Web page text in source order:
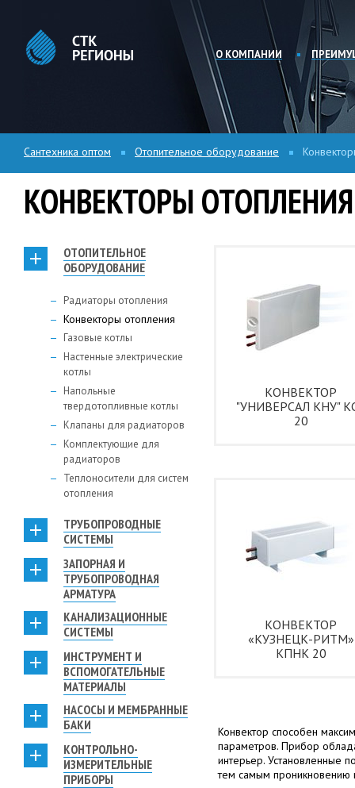
О КОМПАНИИ
Сантехника оптом Отопительное оборудование
КОНВЕКТОРЫ ОТОПЛЕНИЯ
ОТОПИТЕЛЬНОЕ
ОБОРУДОВАНИЕ
Радиаторы отопления
Конвекторы отопления
Газовые котлы
Настенные электрические
котлы
Напольные
твердотопливные котлы
Клапаны для радиаторов
Комплектующие для
радиаторов
Теплоносители для систем
отопления
ТРУБОПРОВОДНЫЕ
СИСТЕМЫ
ЗАПОРНАЯ И
ТРУБОПРОВОДНАЯ
АРМАТУРА
КАНАЛИЗАЦИОННЫЕ
СИСТЕМЫ
ИНСТРУМЕНТ И
ВСПОМОГАТЕЛЬНЫЕ
МАТЕРИАЛЫ
НАСОСЫ И МЕМБРАННЫЕ
БАКИ
КОНТРОЛЬНО-
ИЗМЕРИТЕЛЬНЫЕ
ПРИБОРЫ
КОНВЕКТОР
"УНИВЕРСАЛ КНУ"
20
КОНВЕКТОР
«КУЗНЕЦК-РИТМ»
КПНК 20
Конвектор способен
параметров. Прибор
интерьер. Установленные
тем самым проникновению